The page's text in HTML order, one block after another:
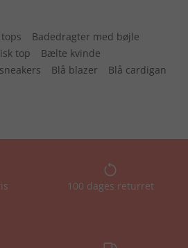
Badedragter med bøjle
top
Bælte kvinde
Blå blazer Blå cardigan
100 dages returret